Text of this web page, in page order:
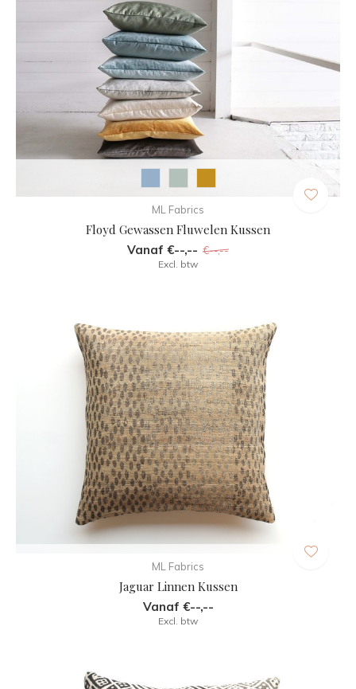
ML Fabrics
Floyd Gewassen Fluwelen Kussen
Vanaf €--,-- €--,--
Excl. btw
ML Fabrics
Jaguar Linnen Kussen
Vanaf €--,--
Excl. btw